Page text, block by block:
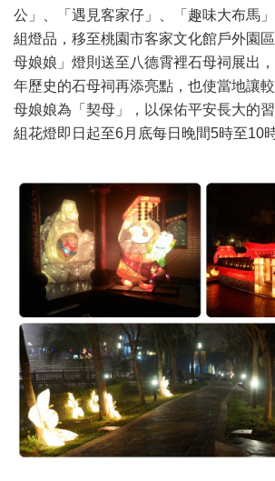
公」、「遇見客家仔」、「趣味大布馬
組燈品，移至桃園市客家文化館戶外園
母娘娘」燈則送至八德霄裡石母祠展出
年歷史的石母祠再添亮點，也使當地讓
母娘娘為「契母」，以保佑平安長大的
組花燈即日起至6月底每日晚間5時至